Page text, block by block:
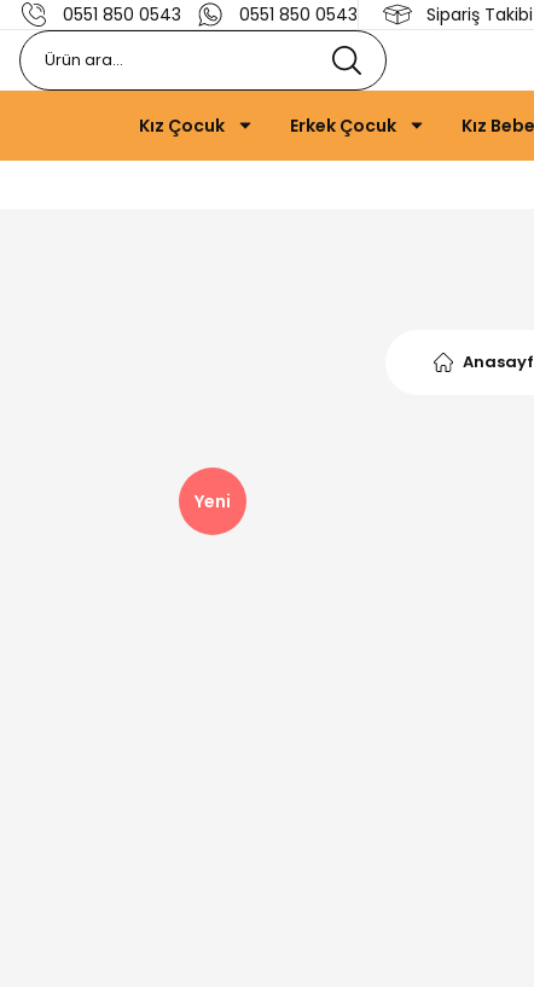
0551 850 0543 0551 850 0543 Sipariş Takibi
Kız Çocuk Erkek Çocuk Kız
Yeni